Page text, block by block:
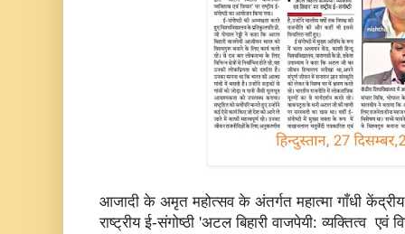
आजादी के अमृत महोत्सव के अंतर्गत महात्मा गाँधी केंद्रीय
राष्ट्रीय ई-संगोष्ठी 'अटल बिहारी वाजपेयी: व्यक्तित्व एवं